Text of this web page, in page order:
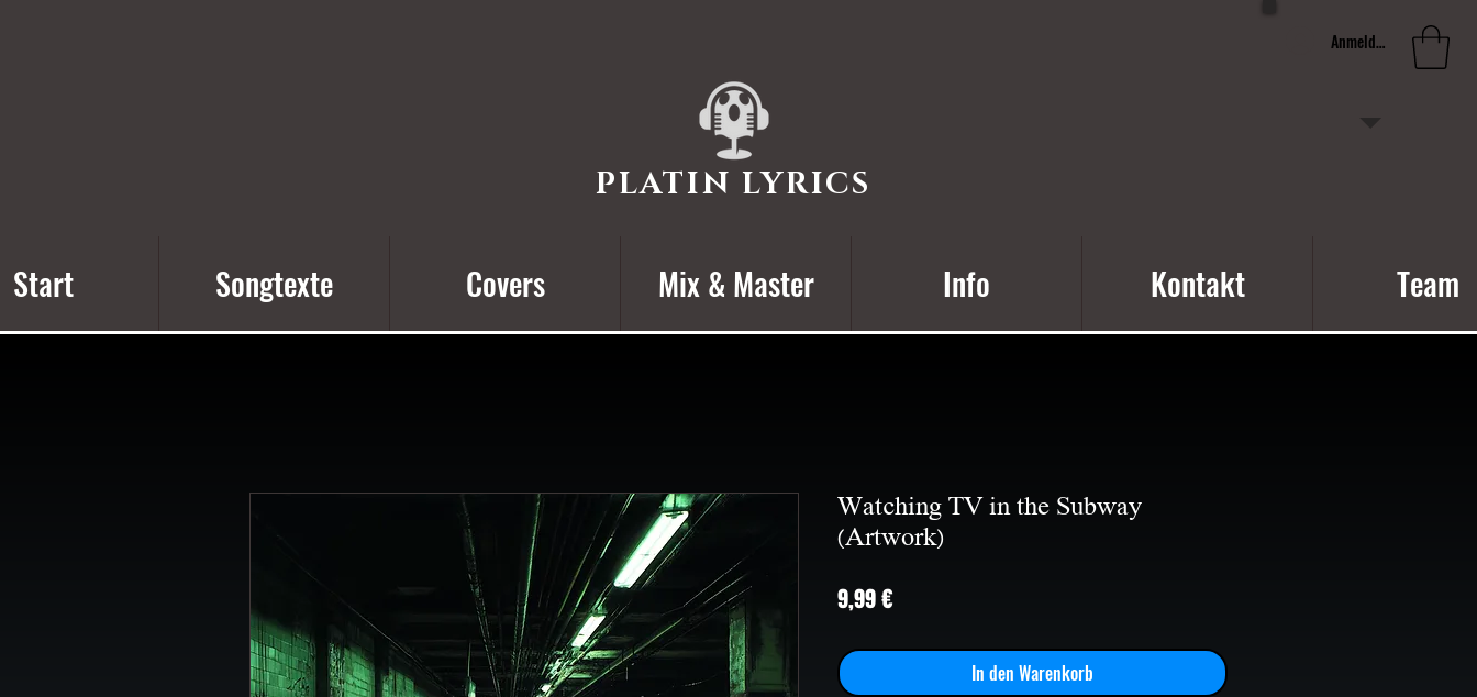
Anmelden
PLATIN LYRICS
Start Songtexte Covers Mix & Master Info Kontakt Team
Watching TV in the Subway
(Artwork)
9,99 €Preis
In den Warenkorb